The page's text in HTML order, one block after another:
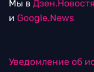
Мы в
и Google.News
Уведомление об